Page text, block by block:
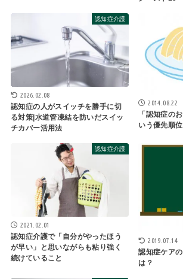
認知症介護
2026.02.08
認知症の人がスイッチを勝手に切
る対策|水道管凍結を防いだスイッ
チカバー活用法
2014.08.22
「認知症の
いう優先順位
認知症介護
2021.02.01
認知症介護で「自分がやったほう
が早い」と思いながらも粘り強く
続けていること
2019.07.14
認知症ケア
は？